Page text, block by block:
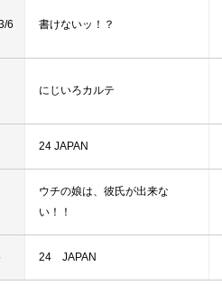
6 書けないッ！？
にじいろカルテ
24 JAPAN
ウチの娘は、彼氏が出来な
い！！
24 JAPAN